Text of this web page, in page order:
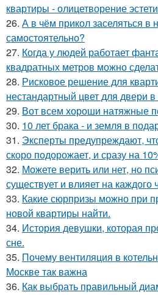
квартиры - олицетворение
26. А в чём прикол заселяться в
самостоятельно?
27. Когда у людей работает
квадратных метров можно
28. Рисковое решение для
нестандартный цвет для двери в
29. Вот всем хороши натяжные
30. 10 лет брака - и земля в
31. Эксперты предупреждают,
скоро подорожает, и сразу на
32. Можете верить или нет, но
существует и влияет на каждого
33. Какие сюрпризы можно при
новой квартиры найти.
34. История девушки, которая
сне.
35. Почему вентиляция в
Москве так важна
36. Как выбрать правильный